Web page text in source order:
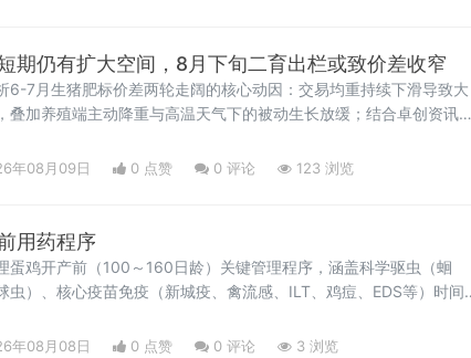
、减少应激’原则，助力蛋鸡秋季高产稳产、健康度冬。
期仍有扩大空间，8月下旬二育出栏或致价差收窄
6-7月生猪肥标价差两轮走阔的核心动因：交易均重持续下滑导致大
叠加养殖端主动降重与高温天气下的被动生长放缓；结合卓创资讯数
将增加大猪供应，推动肥标价差逐步回归。为养猪从业者提供精准的
年08月09日 0 点赞 0 评论 123 浏览
用药程序
蛋鸡开产前（100～160日龄）关键管理程序，涵盖科学驱虫（蛔
虫）、核心疫苗免疫（新城疫、禽流感、ILT、鸡痘、EDS等）时间
）及产蛋期禁药管控。提供可落地的分阶段用药与保健方案，并强调
年08月08日 0 点赞 0 评论 3 浏览